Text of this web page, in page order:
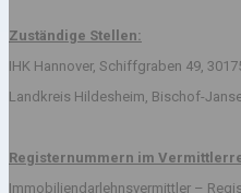
Zuständige Stellen:
IHK Hannover, Schiffgraben 49,
Landkreis Hildesheim, Bischof-
Registernummern im
Immobiliendarlehnsvermittler